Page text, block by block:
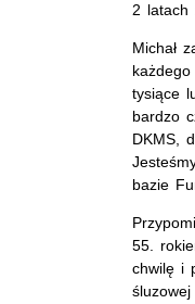
2 latach
Michał
tysiące
bardzo
DKMS,
bazie
55.
chwilę i